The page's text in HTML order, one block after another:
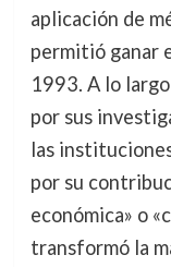
aplicación de
permitió ganar
1993. A lo
por sus
las
por su
económica» o
transformó la